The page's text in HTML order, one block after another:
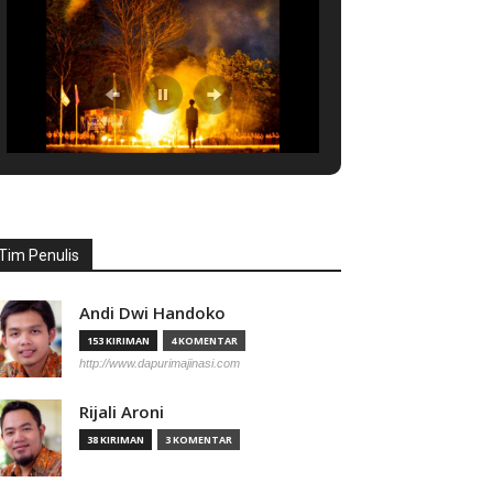
Penulis
Andi Dwi Handoko
153 KIRIMAN 4 KOMENTAR
http://www.dapurimajinasi.com
Rijali Aroni
38 KIRIMAN 3 KOMENTAR